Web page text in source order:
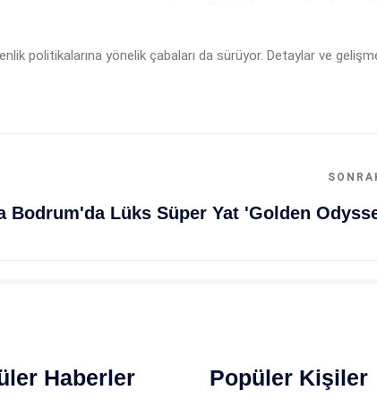
politikalarına yönelik çabaları da sürüyor. Detaylar ve
Haberler Popüler Kişiler